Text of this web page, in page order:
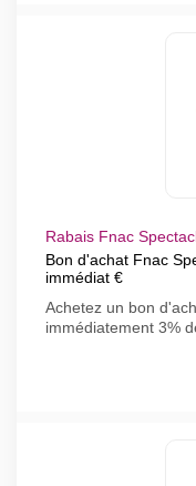
Rabais Fnac
Bon d'achat Fnac
immédiat €
Achetez un bon
immédiatement 3%